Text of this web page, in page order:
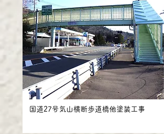
国道27号気山横断歩道橋他塗装工事